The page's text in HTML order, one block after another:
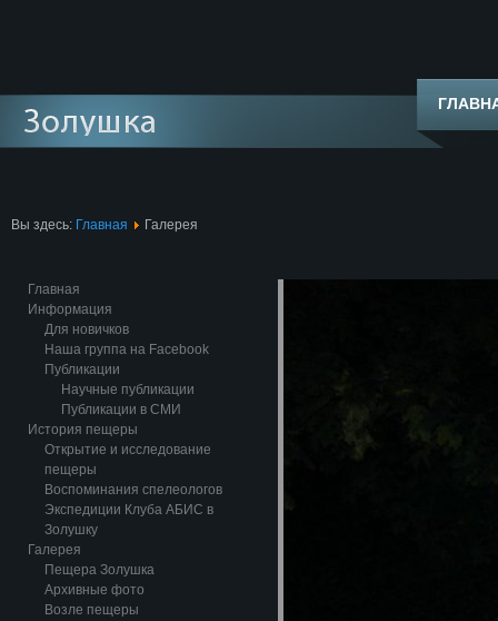
Вы здесь: Главная Галерея
Главная
Информация
Для новичков
Наша группа на Facebook
Публикации
Научные публикации
Публикации в СМИ
История пещеры
Открытие и исследование
пещеры
Воспоминания спелеологов
Экспедиции Клуба АБИС в
Золушку
Галерея
Пещера Золушка
Архивные фото
Возле пещеры